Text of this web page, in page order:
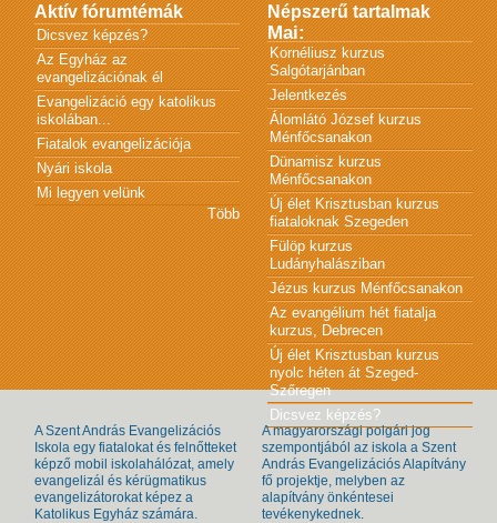
Aktív fórumtémák
Dicsvez képzés?
Az Egyház az
evangelizációnak él
Evangelizáció egy katolikus
iskolában...
Fiatalok evangelizációja
Nyári iskola
Mi legyen velünk
Több
Népszerű tartalmak
Mai:
Kornéliusz kurzus
Salgótarjánban
Jelentkezés
Álomlátó József kurzus
Ménfőcsanakon
Dünamisz kurzus
Ménfőcsanakon
Új élet Krisztusban kurzus
fiataloknak Szegeden
Fülöp kurzus
Ludányhalásziban
Jézus kurzus Ménfőcsanakon
Az evangélium hét fiatalja
kurzus, Debrecen
Új élet Krisztusban kurzus
nyolc héten át Szeged-
Szőregen
Dicsvez képzés?
A Szent András Evangelizációs
Iskola egy fiatalokat és felnőtteket
képző mobil iskolahálózat, amely
evangelizál és kérügmatikus
evangelizátorokat képez a
Katolikus Egyház számára.
A magyarországi polgári jog
szempontjából az iskola a Szent
András Evangelizációs Alapítvány
fő projektje, melyben az
alapítvány önkéntesei
tevékenykednek.